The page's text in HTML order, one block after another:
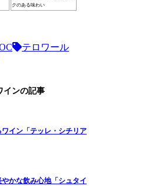
クのある味わい
テロワール
ンの記事
イン「テッレ・シチリア
かな飲み心地「シュタイ